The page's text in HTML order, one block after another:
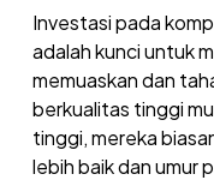
Investasi pada
adalah kunci untuk
memuaskan dan
berkualitas tinggi
tinggi, mereka
lebih baik dan umur